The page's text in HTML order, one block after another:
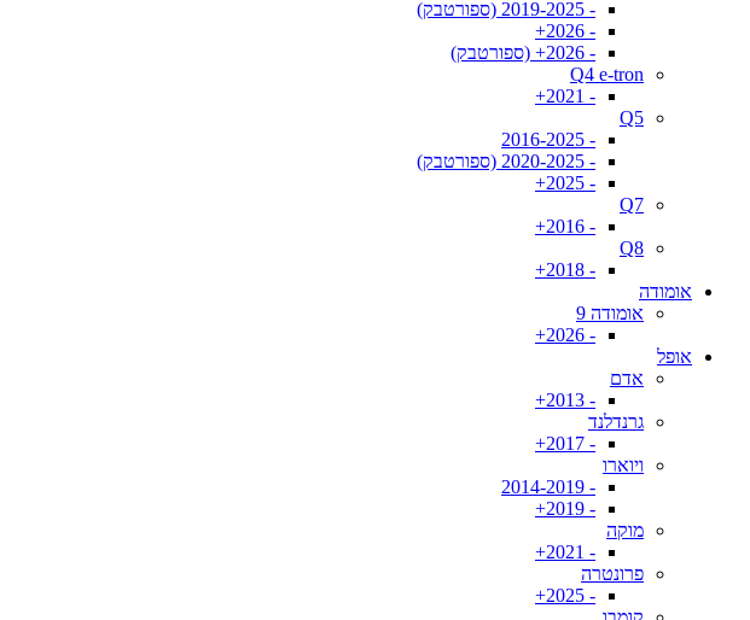
- 2019-2025 (ספורטבק)
- 2026+
- 2026+ (ספורטבק)
Q4 e-tron
- 2021+
Q5
- 2016-2025
- 2020-2025 (ספורטבק)
- 2025+
Q7
- 2016+
Q8
- 2018+
אומודה
אומודה 9
- 2026+
אופל
אדם
- 2013+
גרנדלנד
- 2017+
ויוארו
- 2014-2019
- 2019+
מוקה
- 2021+
פרונטרה
- 2025+